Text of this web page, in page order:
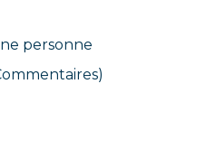
personne